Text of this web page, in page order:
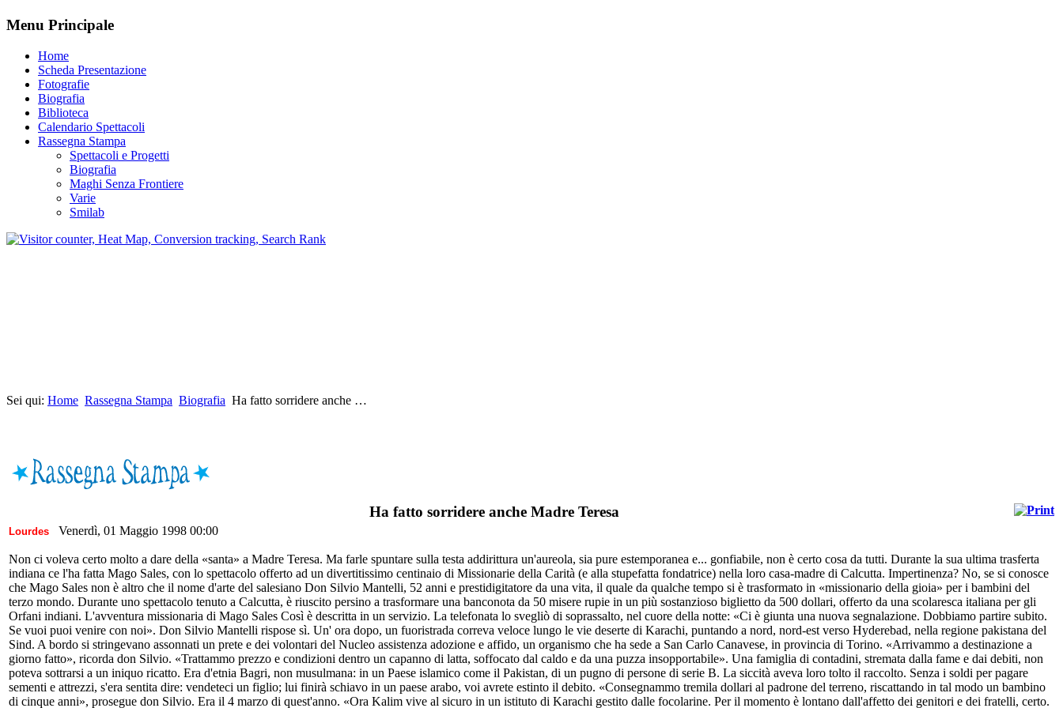
Menu Principale
Home
Scheda Presentazione
Fotografie
Biografia
Biblioteca
Calendario Spettacoli
Rassegna Stampa
Spettacoli e Progetti
Biografia
Maghi Senza Frontiere
Varie
Smilab
Sei qui: Home Rassegna Stampa Biografia Ha fatto sorridere anche …
Ha fatto sorridere anche Madre Teresa
Lourdes Venerdì, 01 Maggio 1998 00:00
Non ci voleva certo molto a dare della «santa» a Madre Teresa. Ma farle spuntare sulla testa addirittura un'aureola, sia pure estemporanea e... gonfiabile, non è certo cosa da tutti. Durante la sua ultima trasferta
indiana ce l'ha fatta Mago Sales, con lo spettacolo offerto ad un divertitissimo centinaio di Missionarie della Carità (e alla stupefatta fondatrice) nella loro casa-madre di Calcutta. Impertinenza? No, se si conosce
che Mago Sales non è altro che il nome d'arte del salesiano Don Silvio Mantelli, 52 anni e prestidigitatore da una vita, il quale da qualche tempo si è trasformato in «missionario della gioia» per i bambini del
terzo mondo. Durante uno spettacolo tenuto a Calcutta, è riuscito persino a trasformare una banconota da 50 misere rupie in un più sostanzioso biglietto da 500 dollari, offerto da una scolaresca italiana per gli
Orfani indiani. L'avventura missionaria di Mago Sales Così è descritta in un servizio. La telefonata lo svegliò di soprassalto, nel cuore della notte: «Ci è giunta una nuova segnalazione. Dobbiamo partire subito.
Se vuoi puoi venire con noi». Don Silvio Mantelli rispose sì. Un' ora dopo, un fuoristrada correva veloce lungo le vie deserte di Karachi, puntando a nord, nord-est verso Hyderebad, nella regione pakistana del
Sind. A bordo si stringevano assonnati un prete e dei volontari del Nucleo assistenza adozione e affido, un organismo che ha sede a San Carlo Canavese, in provincia di Torino. «Arrivammo a destinazione a
giorno fatto», ricorda don Silvio. «Trattammo prezzo e condizioni dentro un capanno di latta, soffocato dal caldo e da una puzza insopportabile». Una famiglia di contadini, stremata dalla fame e dai debiti, non
poteva sottrarsi a un iniquo ricatto. Era d'etnia Bagri, non musulmana: in un Paese islamico come il Pakistan, di un pugno di persone di serie B. La siccità aveva loro tolto il raccolto. Senza i soldi per pagare
sementi e attrezzi, s'era sentita dire: vendeteci un figlio; lui finirà schiavo in un paese arabo, voi avrete estinto il debito. «Consegnammo tremila dollari al padrone del terreno, riscattando in tal modo un bambino
di cinque anni», prosegue don Silvio. Era il 4 marzo di quest'anno. «Ora Kalim vive al sicuro in un istituto di Karachi gestito dalle focolarine. Per il momento è lontano dall'affetto dei genitori e dei fratelli, certo.